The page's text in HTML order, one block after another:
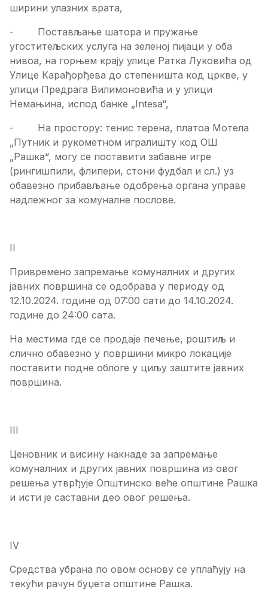
ширини улазних врата,
- Постављање шатора и пружање
угоститељских услуга на зеленој пијаци у оба
нивоа, на горњем крају улице Ратка Луковића од
Улице Карађорђева до степеништа код цркве, у
улици Предрага Вилимоновића и у улици
Немањина, испод банке „Intesa“,
- На простору: тенис терена, платоа Мотела
„Путник и рукометном игралишту код ОШ
„Рашка“, могу се поставити забавне игре
(рингишпили, флипери, стони фудбал и сл.) уз
обавезно прибављање одобрења органа управе
надлежног за комуналне послове.
II
Привремено запремање комуналних и других
јавних површина се одобрава у периоду од
12.10.2024. године од 07:00 сати до 14.10.2024.
године до 24:00 сата.
На местима где се продаје печење, роштиљ и
слично обавезно у површини микро локације
поставити подне облоге у циљу заштите јавних
површина.
III
Ценовник и висину накнаде за запремање
комуналних и других јавних површина из овог
решења утврђује Општинско веће општине Рашка
и исти је саставни део овог решења.
IV
Средства убрана по овом основу се уплаћују на
текући рачун буџета општине Рашка.